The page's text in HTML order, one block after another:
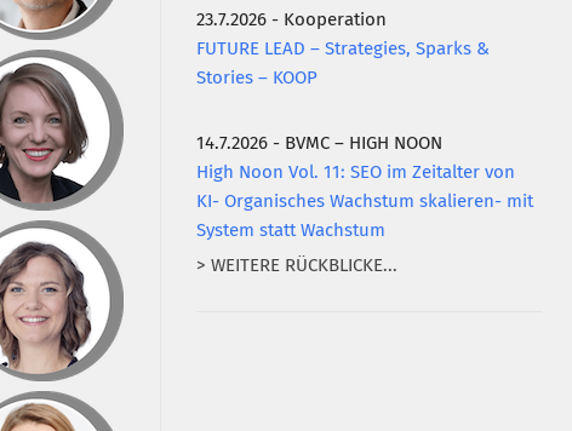
23.7.2026 - Kooperation
FUTURE LEAD – Strategies, Sparks &
Stories – KOOP
14.7.2026 - BVMC – HIGH NOON
High Noon Vol. 11: SEO im Zeitalter von
KI- Organisches Wachstum skalieren- mit
System statt Wachstum
> WEITERE RÜCKBLICKE...